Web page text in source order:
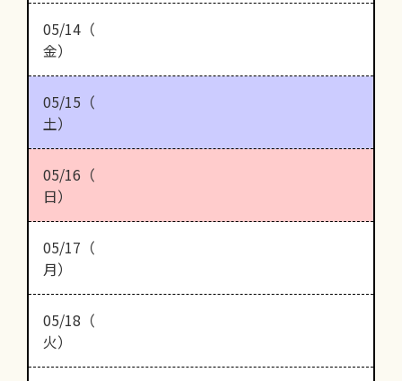
05/14（
金）
05/15（
土）
05/16（
日）
05/17（
月）
05/18（
火）